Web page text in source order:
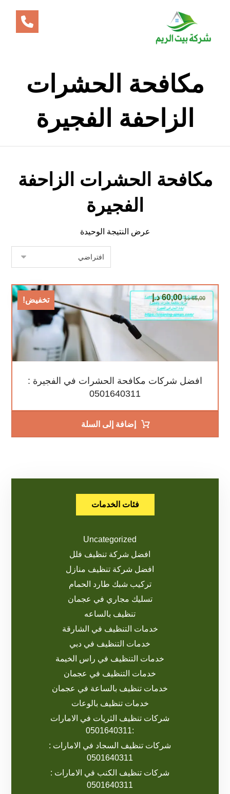
مكافحة الحشرات
الزاحفة الفجيرة
مكافحة الحشرات الزاحفة
الفجيرة
عرض النتيجة الوحيدة
تخفيض!
افضل شركات مكافحة الحشرات في الفجيرة :
0501640311
65,00 د.إ 60,00 د.إ
إضافة إلى السلة
فئات الخدمات
Uncategorized
افضل شركة تنظيف فلل
افضل شركة تنظيف منازل
تركيب شبك طارد الحمام
تسليك مجاري في عجمان
تنظيف بالساعه
خدمات التنظيف في الشارقة
خدمات التنظيف في دبي
خدمات التنظيف في راس الخيمة
خدمات التنظيف في عجمان
خدمات تنظيف بالساعة في عجمان
خدمات تنظيف بالوعات
شركات تنظيف الثريات في الامارات
:0501640311
شركات تنظيف السجاد في الامارات :
0501640311
شركات تنظيف الكنب في الامارات :
0501640311